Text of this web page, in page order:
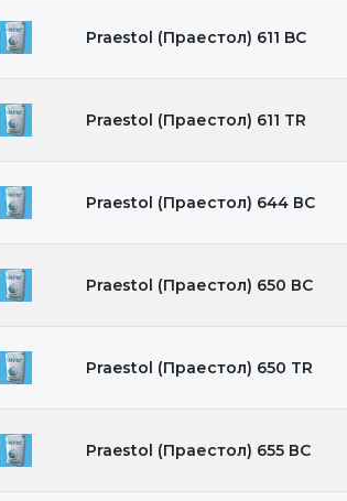
Praestol (Праестол) 611 BC
Praestol (Праестол) 611 TR
Praestol (Праестол) 644 ВС
Praestol (Праестол) 650 ВС
Praestol (Праестол) 650 TR
Praestol (Праестол) 655 ВС